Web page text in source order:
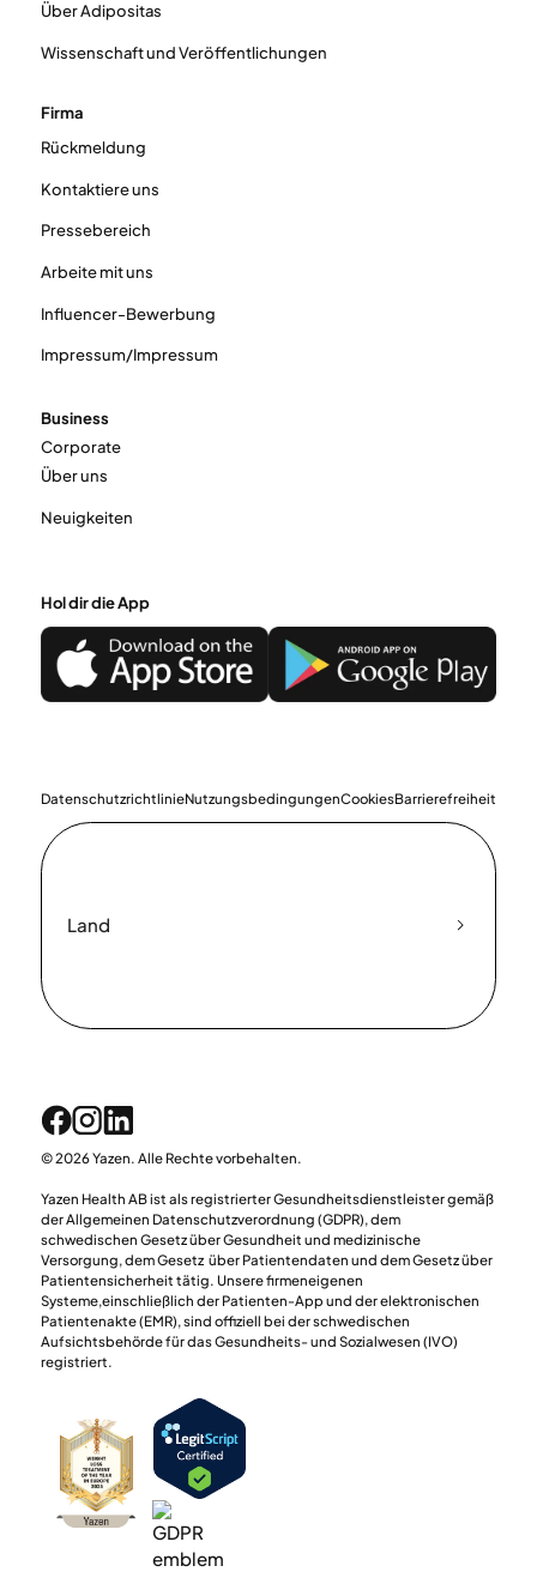
Über Adipositas
Wissenschaft und Veröffentlichungen
Firma
Rückmeldung
Kontaktiere uns
Pressebereich
Arbeite mit uns
Influencer-Bewerbung
Impressum/Impressum
Business
Corporate
Über uns
Neuigkeiten
Hol dir die App
DatenschutzrichtlinieNutzungsbedingungenCookiesBarrierefreiheit
Land
© 2026 Yazen. Alle Rechte vorbehalten.
Yazen Health AB ist als registrierter Gesundheitsdienstleister gemäß
der Allgemeinen Datenschutzverordnung (GDPR), dem
schwedischen Gesetz über Gesundheit und medizinische
Versorgung, dem Gesetz über Patientendaten und dem Gesetz über
Patientensicherheit tätig. Unsere firmeneigenen
Systeme,einschließlich der Patienten-App und der elektronischen
Patientenakte (EMR), sind offiziell bei der schwedischen
Aufsichtsbehörde für das Gesundheits- und Sozialwesen (IVO)
registriert.